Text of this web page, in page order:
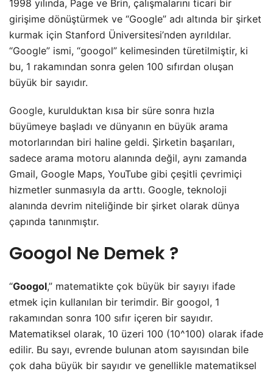
1998 yılında, Page ve Brin, çalışmalarını ticari bir
girişime dönüştürmek ve “Google” adı altında bir şirket
kurmak için Stanford Üniversitesi’nden ayrıldılar.
“Google” ismi, “googol” kelimesinden türetilmiştir, ki
bu, 1 rakamından sonra gelen 100 sıfırdan oluşan
büyük bir sayıdır.
Google, kurulduktan kısa bir süre sonra hızla
büyümeye başladı ve dünyanın en büyük arama
motorlarından biri haline geldi. Şirketin başarıları,
sadece arama motoru alanında değil, aynı zamanda
Gmail, Google Maps, YouTube gibi çeşitli çevrimiçi
hizmetler sunmasıyla da arttı. Google, teknoloji
alanında devrim niteliğinde bir şirket olarak dünya
çapında tanınmıştır.
Googol Ne Demek ?
“Googol,” matematikte çok büyük bir sayıyı ifade
etmek için kullanılan bir terimdir. Bir googol, 1
rakamından sonra 100 sıfır içeren bir sayıdır.
Matematiksel olarak, 10 üzeri 100 (10^100) olarak ifade
edilir. Bu sayı, evrende bulunan atom sayısından bile
çok daha büyük bir sayıdır ve genellikle matematiksel